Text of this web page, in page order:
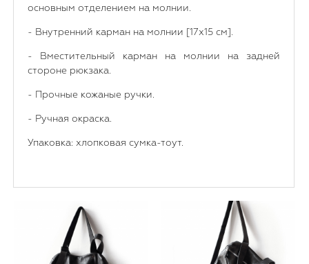
основным отделением на молнии.
- Внутренний карман на молнии [17x15 см].
- Вместительный карман на молнии на задней
стороне рюкзака.
- Прочные кожаные ручки.
- Ручная окраска.
Упаковка: хлопковая сумка-тоут.